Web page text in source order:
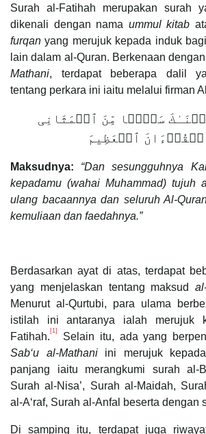
Surah al-Fatihah merupakan surah
dikenali dengan nama ummul kitab
furqan yang merujuk kepada induk
lain dalam al-Quran. Berkenaan
Mathani, terdapat beberapa dalil
tentang perkara ini iaitu melalui firman
سَبۡعࣰا مِّنَ ٱلۡمَثَانِی
ٱلۡعَظِیمَ
Maksudnya:
“Dan sesungguhnya
kepadamu (wahai Muhammad) tujuh
ulang bacaannya dan seluruh Al-
kemuliaan dan faedahnya.”
Berdasarkan ayat di atas, terdapat
yang menjelaskan tentang maksud
Menurut al-Qurtubi, para ulama
istilah ini antaranya ialah merujuk
Fatihah. [1] Selain itu, ada yang
Sab‘u al-Mathaniini merujuk
panjang iaitu merangkumi surah al-
Surah al-Nisa’, Surah al-Maidah,
al-A‘raf, Surah al-Anfal beserta dengan
Di samping itu, terdapat juga